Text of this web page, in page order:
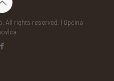
All rights reserved. | Općina